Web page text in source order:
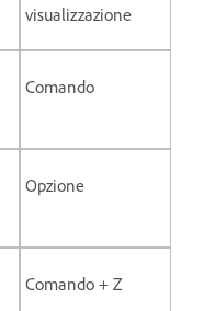
visualizzazione
Comando
Opzione
Comando + Z